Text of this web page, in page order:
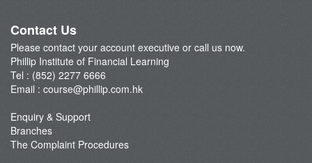
Contact Us
Please contact your account executive or call us now.
Phillip Institute of Financial Learning
Tel : (852) 2277 6666
Email : course@phillip.com.hk
Enquiry & Support
Branches
The Complaint Procedures